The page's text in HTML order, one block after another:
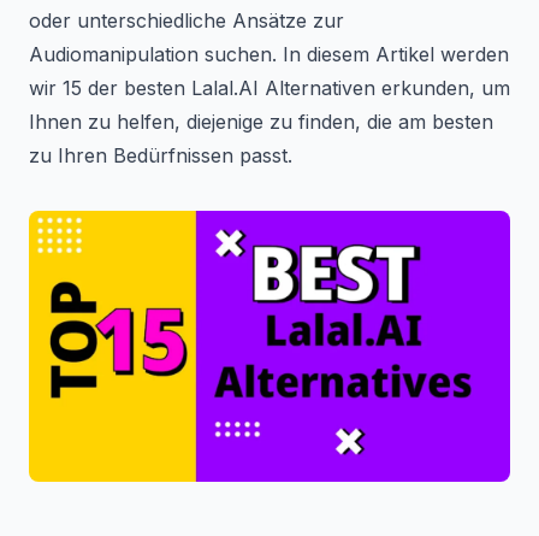
oder unterschiedliche Ansätze zur
Audiomanipulation suchen. In diesem Artikel werden
wir 15 der besten Lalal.AI Alternativen erkunden, um
Ihnen zu helfen, diejenige zu finden, die am besten
zu Ihren Bedürfnissen passt.